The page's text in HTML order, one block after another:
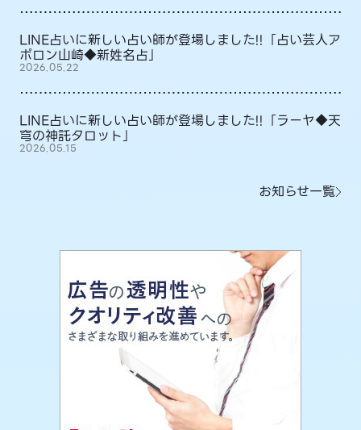
LINE占いに新しい占い師が登場しました!!「占い芸人ア
ポロン山崎◆新姓名占」
2026.05.22
LINE占いに新しい占い師が登場しました!!「ラーヤ◆天
穹の神託タロット」
2026.05.15
お知らせ一覧